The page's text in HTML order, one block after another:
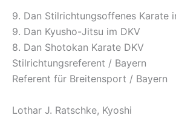
9. Dan Stilrichtungsoffenes Karate
9. Dan Kyusho-Jitsu im DKV
8. Dan Shotokan Karate DKV
Stilrichtungsreferent / Bayern
Referent für Breitensport / Bayern
Lothar J. Ratschke, Kyoshi